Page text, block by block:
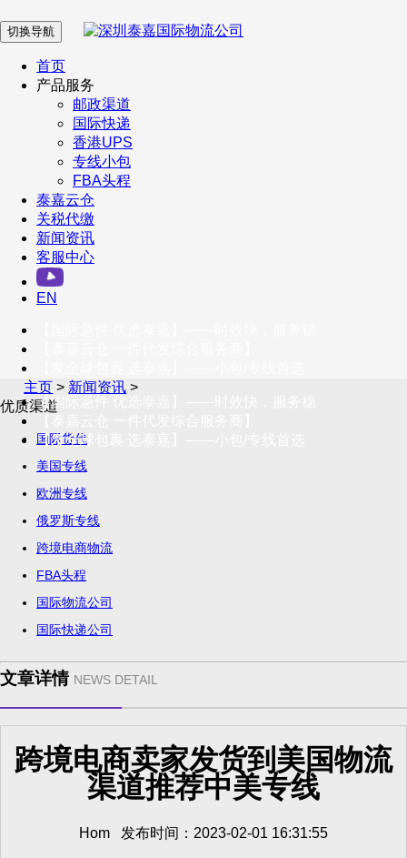
在 线 客 服
企业微信
订阅号
客户服务热线
400-098-5699
联系我们
切换导航
首页
产品服务
邮政渠道
国际快递
香港UPS
专线小包
FBA头程
泰嘉云仓
关税代缴
新闻资讯
客服中心
EN
【国际急件 优选泰嘉】——时效快，服务稳
【发全球包裹 选泰嘉】——小包/专线首选
主页 > 新闻资讯 >
优质渠道
国际货代
美国专线
欧洲专线
俄罗斯专线
跨境电商物流
FBA头程
国际物流公司
国际快递公司
文章详情 NEWS DETAIL
跨境电商卖家发货到美国物流
渠道推荐中美专线
Hom 发布时间：2023-02-01 16:31:55